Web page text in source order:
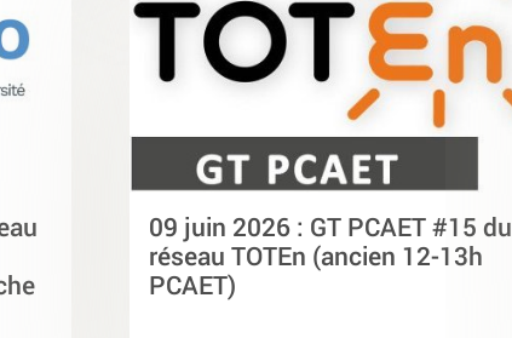
09 juin 2026 : GT PCAET #15 du
réseau TOTEn (ancien 12-13h
PCAET)